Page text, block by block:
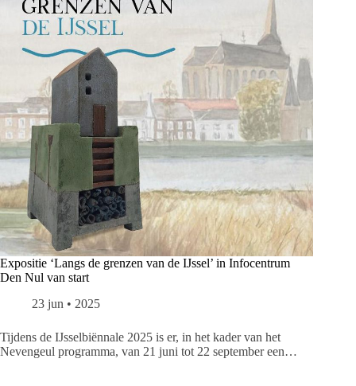
Expositie ‘Langs de grenzen van de IJssel’ in Infocentrum
Den Nul van start
23 jun • 2025
Tijdens de IJsselbiënnale 2025 is er, in het kader van het
Nevengeul programma, van 21 juni tot 22 september een…